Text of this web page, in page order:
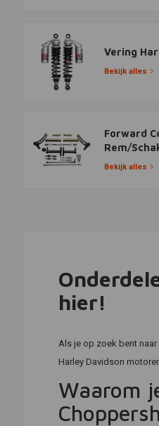
Vering
Bekijk alles
Forward
Rem/
Bekijk alles
hier!
Als je op zoek bent
Harley Davidson
Waarom